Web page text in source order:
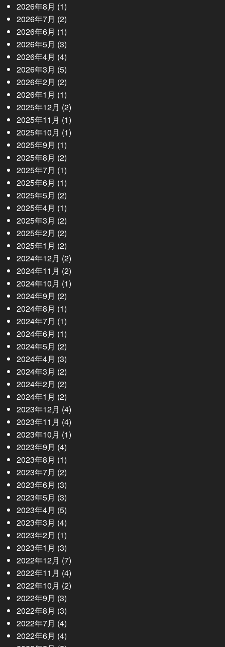
2026年8月 (1)
2026年7月 (2)
2026年6月 (1)
2026年5月 (3)
2026年4月 (4)
2026年3月 (5)
2026年2月 (2)
2026年1月 (1)
2025年12月 (2)
2025年11月 (1)
2025年10月 (1)
2025年9月 (1)
2025年8月 (2)
2025年7月 (1)
2025年6月 (1)
2025年5月 (2)
2025年4月 (1)
2025年3月 (2)
2025年2月 (2)
2025年1月 (2)
2024年12月 (2)
2024年11月 (2)
2024年10月 (1)
2024年9月 (2)
2024年8月 (1)
2024年7月 (1)
2024年6月 (1)
2024年5月 (2)
2024年4月 (3)
2024年3月 (2)
2024年2月 (2)
2024年1月 (2)
2023年12月 (4)
2023年11月 (4)
2023年10月 (1)
2023年9月 (4)
2023年8月 (1)
2023年7月 (2)
2023年6月 (3)
2023年5月 (3)
2023年4月 (5)
2023年3月 (4)
2023年2月 (1)
2023年1月 (3)
2022年12月 (7)
2022年11月 (4)
2022年10月 (2)
2022年9月 (3)
2022年8月 (3)
2022年7月 (4)
2022年6月 (4)